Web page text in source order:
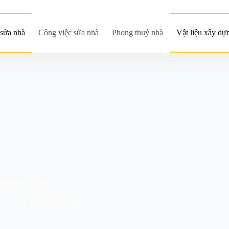
nhà Công việc sửa nhà Phong thuỷ nhà Vật liệu xây